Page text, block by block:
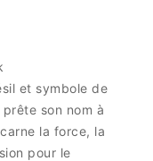
et symbole de
son nom à
la force, la
pour le